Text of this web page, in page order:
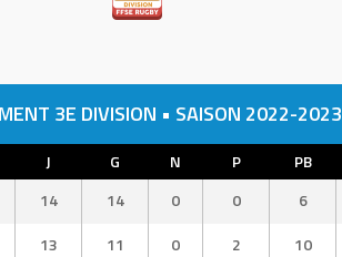
3E DIVISION • SAISON 2022-2023
J G N P PB
14 14 0 0 6
13 11 0 2 10